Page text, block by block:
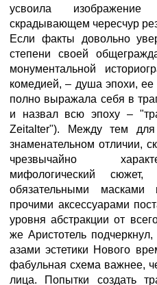
усвоила
скрадывающем чересчур
Если факты довольно
степени своей
монументальной
комедией, – душа эпохи, ее
полно выражала себя в
и назвал всю эпоху –
Zeitalter"). Между тем для
знаменательном отличии,
чрезвычайно
мифологический
обязательными масками
прочими аксессуарами
уровня абстракции от
же Аристотель
азами эстетики Нового
фабульная схема важнее,
лица. Попытки создать